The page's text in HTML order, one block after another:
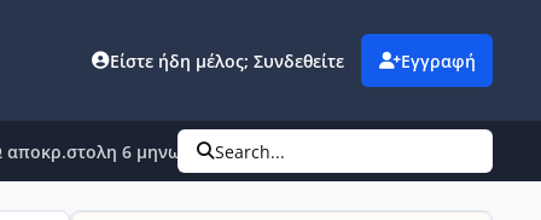
Είστε ήδη μέλος; Συνδεθείτε Εγγραφή
6 μηνων κοριτσακι
Search...